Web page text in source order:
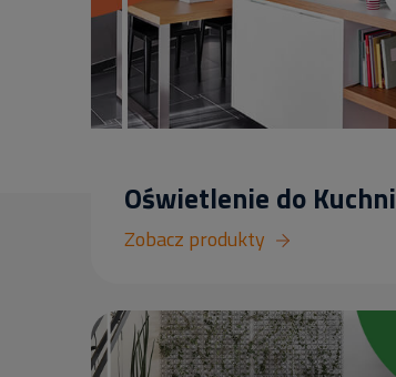
Oświetlenie do Kuchni
Zobacz produkty